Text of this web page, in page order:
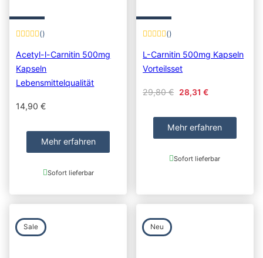
()
Acetyl-l-Carnitin 500mg
Kapseln
Lebensmittelqualität
14,90€
Mehr erfahren
Sofort lieferbar
()
L-Carnitin 500mg Kapseln
Vorteilsset
29,80€ Original price was:
28,31€Current price
Mehr erfahren
Sofort lieferbar
Sale Neu